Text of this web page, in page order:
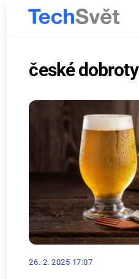
české dobroty
26. 2. 2025 17:07